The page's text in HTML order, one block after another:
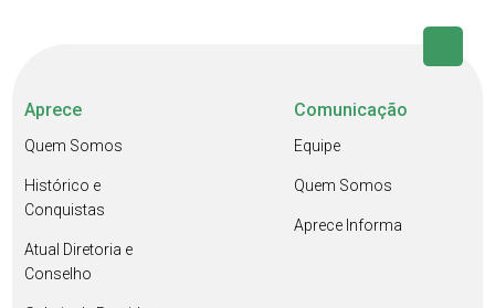
Aprece
Quem Somos
Histórico e
Conquistas
Atual Diretoria e
Conselho
Comunicação
Equipe
Quem Somos
Aprece Informa